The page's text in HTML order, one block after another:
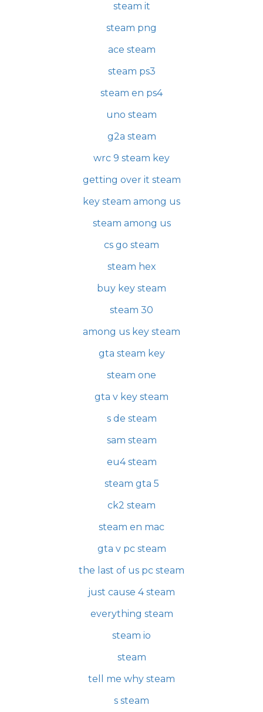
steam it
steam png
ace steam
steam ps3
steam en ps4
uno steam
g2a steam
wrc 9 steam key
getting over it steam
key steam among us
steam among us
cs go steam
steam hex
buy key steam
steam 30
among us key steam
gta steam key
steam one
gta v key steam
s de steam
sam steam
eu4 steam
steam gta 5
ck2 steam
steam en mac
gta v pc steam
the last of us pc steam
just cause 4 steam
everything steam
steam io
steam
tell me why steam
s steam